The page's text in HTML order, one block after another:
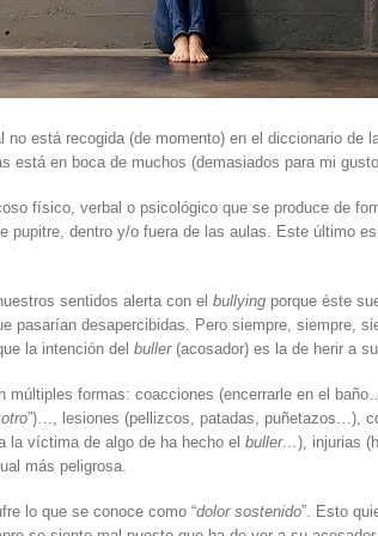
no está recogida (de momento) en el diccionario de
está en boca de muchos (demasiados para mi
físico, verbal o psicológico que se produce de
pupitre, dentro y/o fuera de las aulas. Este último
sentidos alerta con el bullying porque éste
pasarían desapercibidas. Pero siempre, siempre,
la intención del buller(acosador) es la de herir a
múltiples formas: coacciones (encerrarle en el
”)…, lesiones (pellizcos, patadas, puñetazos…),
la víctima de algo de ha hecho el buller…), injurias
más peligrosa.
lo que se conoce como “dolor sostenido”. Esto